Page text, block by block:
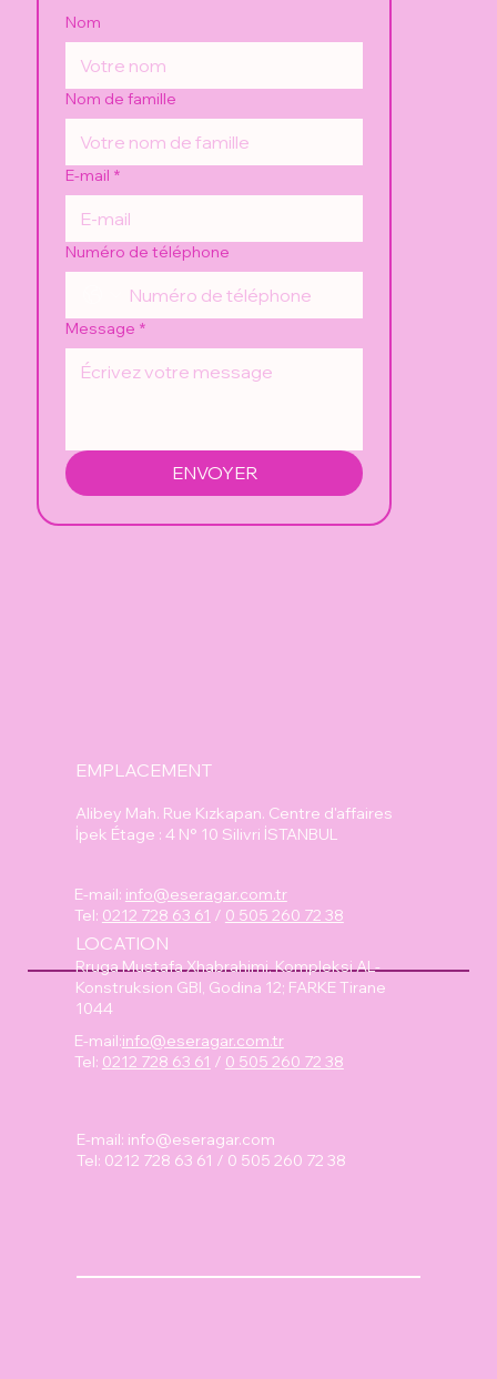
EMPLACEMENT
Alibey Mah. Rue Kızkapan. Centre d'affaires
İpek Étage : 4 N° 10 Silivri İSTANBUL
E-mail: info@eseragar.com.tr
Tel: 0212 728 63 61 / 0 505 260 72 38
E-mail: info@eseragar.com
Tel: 0212 728 63 61 / 0 505 260 72 38
LOCATION
Rruga Mustafa Xhabrahimi, Kompleksi AL-
Konstruksion GBI, Godina 12; FARKE Tirane
1044
E-mail:info@eseragar.com.tr
Tel: 0212 728 63 61 / 0 505 260 72 38
Nom
Nom de famille
E-mail *
Numéro de téléphone
Message *
ENVOYER